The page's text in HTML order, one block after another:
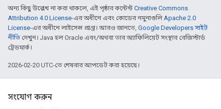
অন্য কিছু উল্লেখ না করা থাকলে, এই পৃষ্ঠার কন্টেন্ট Creative Commons
Attribution 4.0 License-এর অধীনে এবং কোডের নমুনাগুলিApache 2.0
License-এর অধীনে লাইসেন্স প্রাপ্ত। আরও জানতে, Google Developers সাইট
নীতি দেখুন। Java হল Oracle এবং/অথবা তার অ্যাফিলিয়েট সংস্থার রেজিস্টার্ড
ট্রেডমার্ক।
2026-02-20 UTC-তে শেষবার আপডেট করা হয়েছে।
সংযোগ করুন